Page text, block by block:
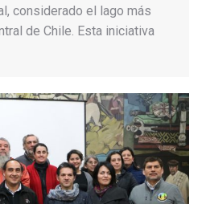
considerado el lago más
de Chile. Esta iniciativa